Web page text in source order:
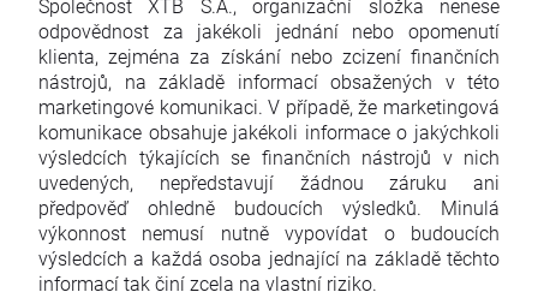
Společnost XTB S.A., organizační složka nenese
odpovědnost za jakékoli jednání nebo opomenutí
klienta, zejména za získání nebo zcizení finančních
nástrojů, na základě informací obsažených v této
marketingové komunikaci. V případě, že marketingová
komunikace obsahuje jakékoli informace o jakýchkoli
výsledcích týkajících se finančních nástrojů v nich
uvedených, nepředstavují žádnou záruku ani
předpověď ohledně budoucích výsledků. Minulá
výkonnost nemusí nutně vypovídat o budoucích
výsledcích a každá osoba jednající na základě těchto
informací tak činí zcela na vlastní riziko.